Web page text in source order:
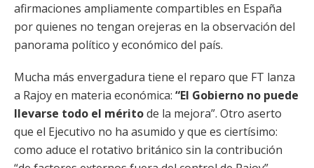
afirmaciones ampliamente compartibles en España
por quienes no tengan orejeras en la observación del
panorama político y económico del país.
Mucha más envergadura tiene el reparo que FT lanza
a Rajoy en materia económica: “El Gobierno no puede
llevarse todo el méritode la mejora”. Otro aserto
que el Ejecutivo no ha asumido y que es ciertísimo:
como aduce el rotativo británico sin la contribución